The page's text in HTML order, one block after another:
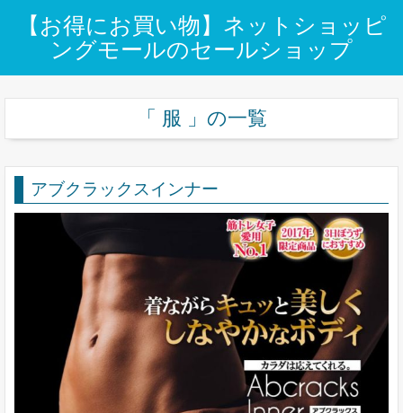
【お得にお買い物】ネットショッピ
ングモールのセールショップ
「 服 」の一覧
アブクラックスインナー